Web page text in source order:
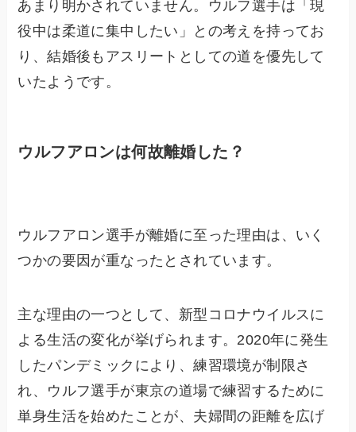
あまり明かされていません。ウルフ選手は「現
役中は柔道に集中したい」との考えを持ってお
り、結婚後もアスリートとしての道を優先して
いたようです。
ウルフアロンは何故離婚した？
ウルフアロン選手が離婚に至った理由は、いく
つかの要因が重なったとされています。
主な理由の一つとして、新型コロナウイルスに
よる生活の変化が挙げられます。2020年に発生
したパンデミックにより、練習環境が制限さ
れ、ウルフ選手が東京の道場で練習するために
単身生活を始めたことが、夫婦間の距離を広げ